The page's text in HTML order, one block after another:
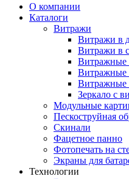
О компании
Каталоги
Витражи
Витражи в
Витражи в
Витражные
Витражные
Витражные
Зеркало с
Модульные
Пескоструйная
Скинали
Фацетное панно
Фотопечать на
Экраны для
Технологии